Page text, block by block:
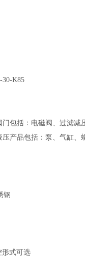
30-K85
包括：电磁阀、过滤
产品包括：泵、气缸
钢
形式可选